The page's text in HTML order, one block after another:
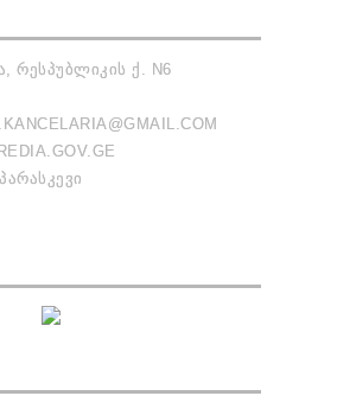
ᲠᲔᲡᲞᲣᲑᲚᲘᲙᲘᲡ Ქ. N6